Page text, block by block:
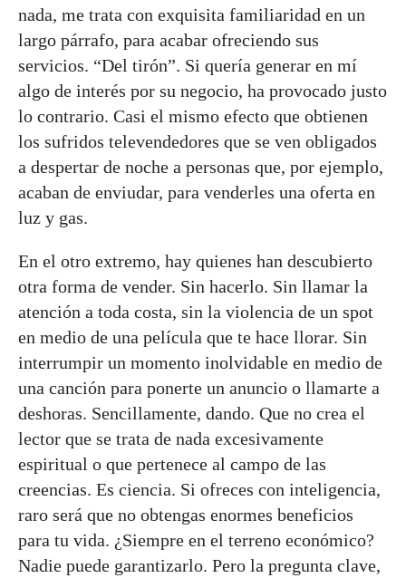
nada, me trata con exquisita familiaridad en un
largo párrafo, para acabar ofreciendo sus
servicios. “Del tirón”. Si quería generar en mí
algo de interés por su negocio, ha provocado justo
lo contrario. Casi el mismo efecto que obtienen
los sufridos televendedores que se ven obligados
a despertar de noche a personas que, por ejemplo,
acaban de enviudar, para venderles una oferta en
luz y gas.
En el otro extremo, hay quienes han descubierto
otra forma de vender. Sin hacerlo. Sin llamar la
atención a toda costa, sin la violencia de un spot
en medio de una película que te hace llorar. Sin
interrumpir un momento inolvidable en medio de
una canción para ponerte un anuncio o llamarte a
deshoras. Sencillamente, dando. Que no crea el
lector que se trata de nada excesivamente
espiritual o que pertenece al campo de las
creencias. Es ciencia. Si ofreces con inteligencia,
raro será que no obtengas enormes beneficios
para tu vida. ¿Siempre en el terreno económico?
Nadie puede garantizarlo. Pero la pregunta clave,